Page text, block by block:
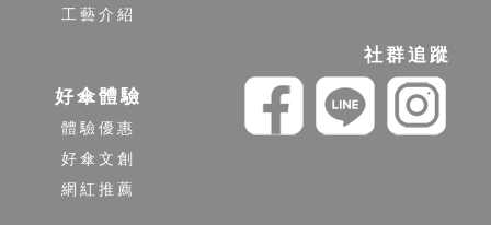
工藝介紹
好傘體驗
體驗優惠
好傘文創
網紅推薦
社群追蹤